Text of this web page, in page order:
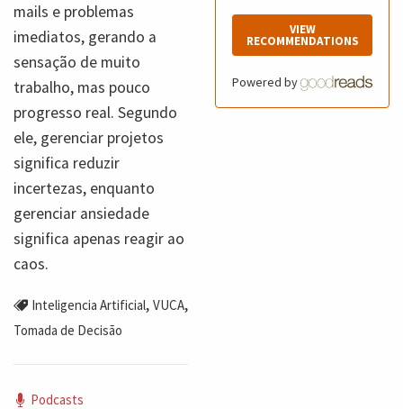
mails e problemas
imediatos, gerando a
sensação de muito
trabalho, mas pouco
progresso real. Segundo
ele, gerenciar projetos
significa reduzir
incertezas, enquanto
gerenciar ansiedade
significa apenas reagir ao
caos.
Inteligencia Artificial, VUCA,
Tomada de Decisão
Podcasts
VIEW
RECOMMENDATIONS
Powered by